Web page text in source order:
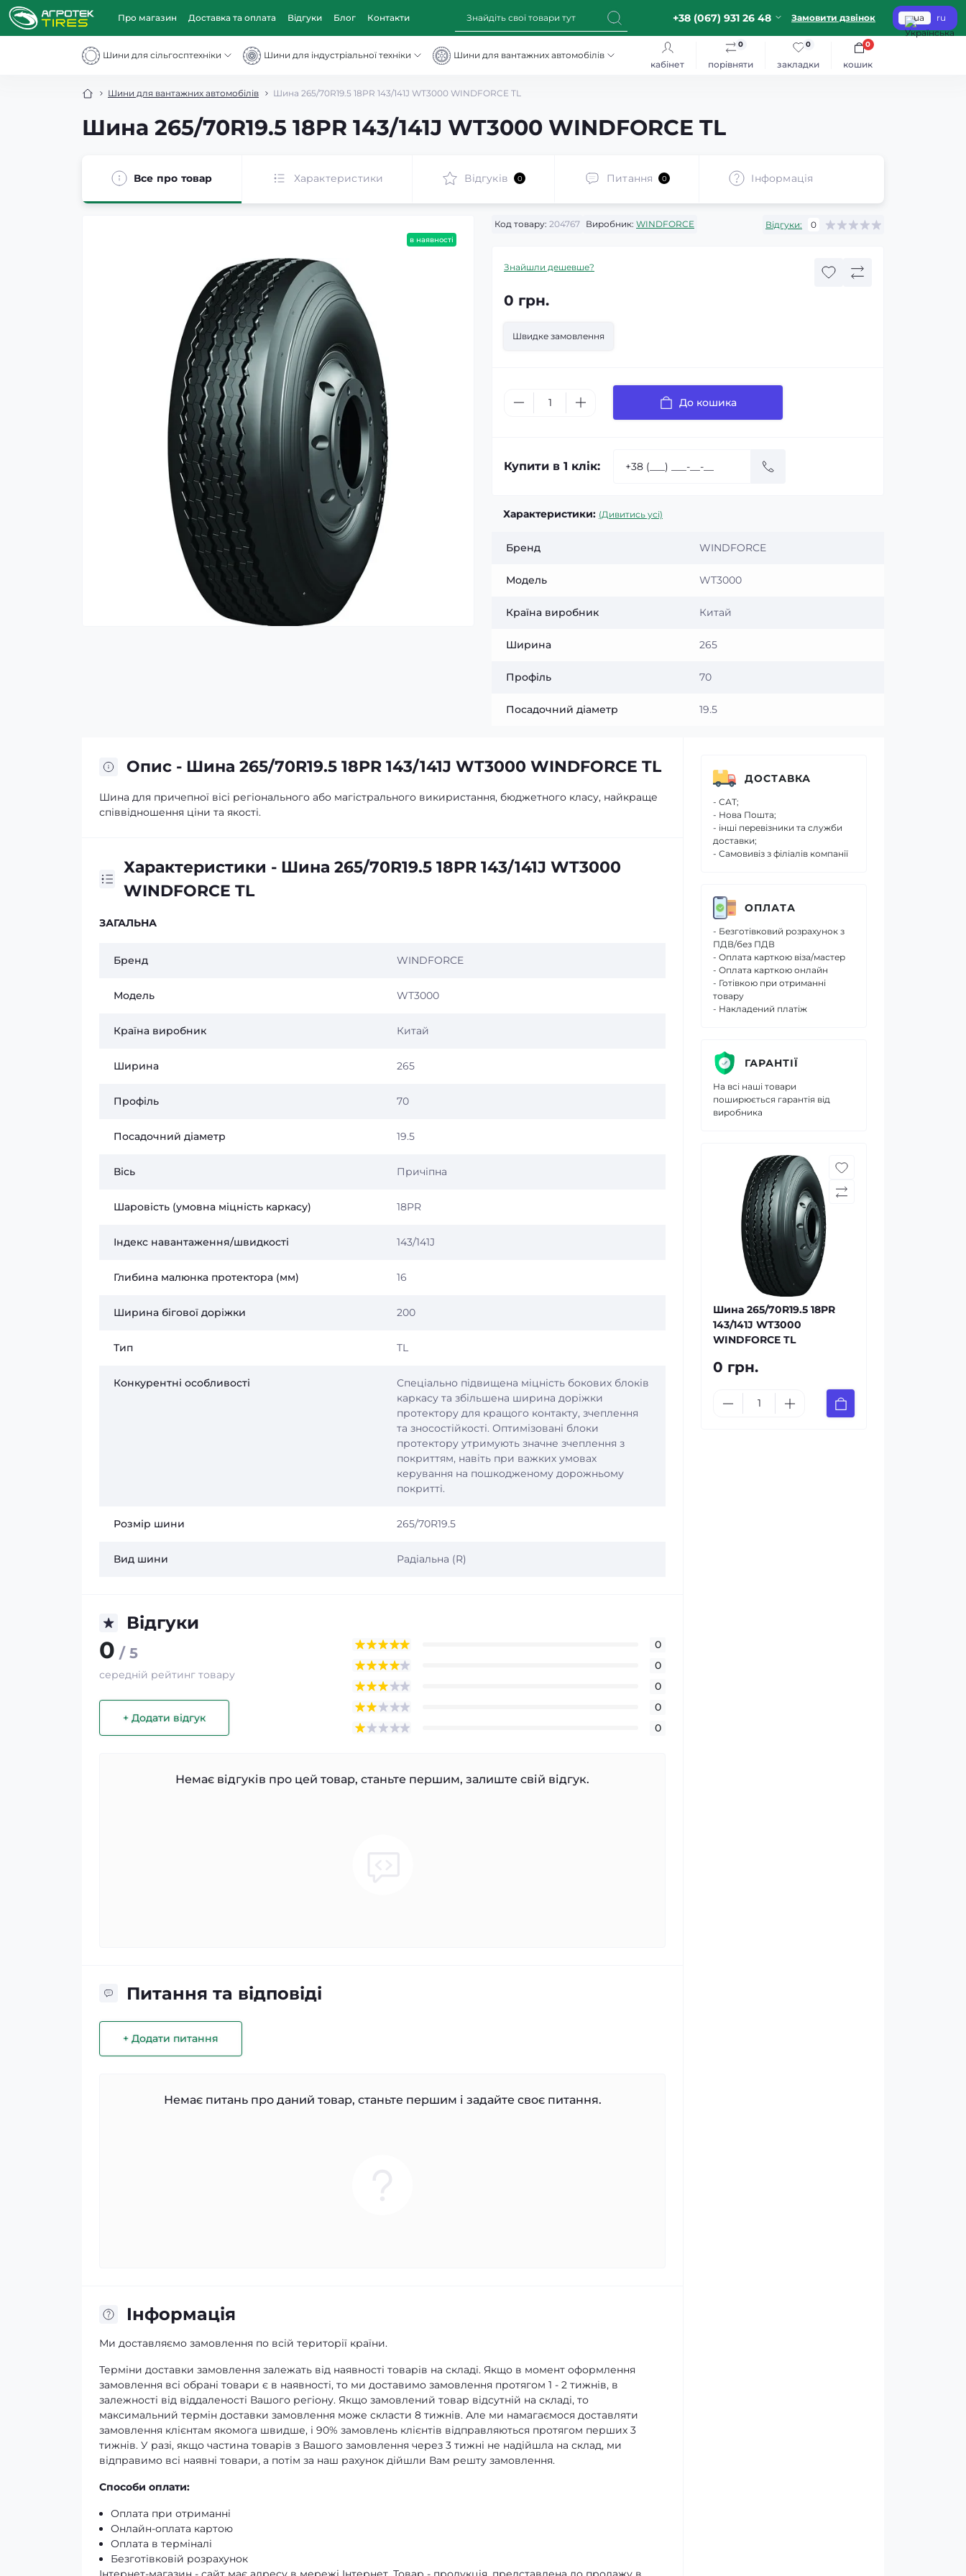
Про магазин Доставка та оплата Відгуки Блог Контакти +38 (067) 931 26 48 Замовити дзвінок ua ru
Шини для сільгосптехніки Шини для індустріальної техніки
Шини для вантажних автомобілів
кабінет
порівняти
0
закладки
0
кошик
0
Шини для вантажних автомобілів Шина 265/70R19.5 18PR 143/141J WT3000 WINDFORCE TL
Шина 265/70R19.5 18PR 143/141J WT3000 WINDFORCE TL
Все про товар Характеристики Відгуків 0 Питання 0 Iнформація
в наявності
Код товару: 204767 Виробник: WINDFORCE Відгуки: 0
Знайшли дешевше?
0 грн.
Швидке замовлення
До кошика
Купити в 1 клік:
Характеристики: (Дивитись усі)
Бренд WINDFORCE
Модель WT3000
Країна виробник Китай
Ширина 265
Профіль 70
Посадочний діаметр 19.5
Опис - Шина 265/70R19.5 18PR 143/141J WT3000 WINDFORCE TL
Шина для причепної вісі регіонального або магістрального викиристання, бюджетного класу, найкраще
співвідношення ціни та якості.
Характеристики - Шина 265/70R19.5 18PR 143/141J WT3000
WINDFORCE TL
ЗАГАЛЬНА
Бренд WINDFORCE
Модель WT3000
Країна виробник Китай
Ширина 265
Профіль 70
Посадочний діаметр 19.5
Вісь Причіпна
Шаровість (умовна міцність каркасу) 18PR
Індекс навантаження/швидкості 143/141J
Глибина малюнка протектора (мм) 16
Ширина бігової доріжки 200
Тип TL
Конкурентні особливості
Спеціально підвищена міцність бокових блоків
каркасу та збільшена ширина доріжки
протектору для кращого контакту, зчеплення
та зносостійкості. Оптимізовані блоки
протектору утримують значне зчеплення з
покриттям, навіть при важких умовах
керування на пошкодженому дорожньому
покритті.
Розмір шини 265/70R19.5
Вид шини Радіальна (R)
Відгуки
0 / 5
середній рейтинг товару
+ Додати відгук
0
0
0
0
0
Немає відгуків про цей товар, станьте першим, залиште свій відгук.
Питання та відповіді
+ Додати питання
Немає питань про даний товар, станьте першим і задайте своє питання.
Iнформація
Ми доставляємо замовлення по всій території країни.
Терміни доставки замовлення залежать від наявності товарів на складі. Якщо в момент оформлення
замовлення всі обрані товари є в наявності, то ми доставимо замовлення протягом 1 - 2 тижнів, в
залежності від віддаленості Вашого регіону. Якщо замовлений товар відсутній на складі, то
максимальний термін доставки замовлення може скласти 8 тижнів. Але ми намагаємося доставляти
замовлення клієнтам якомога швидше, і 90% замовлень клієнтів відправляються протягом перших 3
тижнів. У разі, якщо частина товарів з Вашого замовлення через 3 тижні не надійшла на склад, ми
відправимо всі наявні товари, а потім за наш рахунок дійшли Вам решту замовлення.
Способи оплати:
Оплата при отриманні
Онлайн-оплата картою
Оплата в терміналі
Безготівковій розрахунок
ДОСТАВКА
- САТ;
- Нова Пошта;
- інші перевізники та служби
доставки;
- Самовивіз з філіалів компанії
ОПЛАТА
- Безготівковий розрахунок з
ПДВ/без ПДВ
- Оплата карткою віза/мастер
- Оплата карткою онлайн
- Готівкою при отриманні
товару
- Накладений платіж
ГАРАНТІЇ
На всі наші товари
поширюється гарантія від
виробника
Шина 265/70R19.5 18PR
143/141J WT3000
WINDFORCE TL
0 грн.